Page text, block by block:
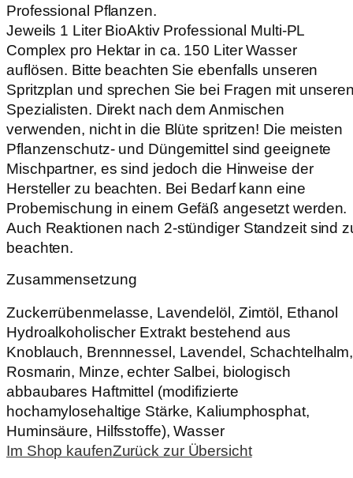
Professional Pflanzen.
Jeweils 1 Liter BioAktiv Professional Multi-PL
Complex pro Hektar in ca. 150 Liter Wasser
auflösen. Bitte beachten Sie ebenfalls unseren
Spritzplan und sprechen Sie bei Fragen mit
Spezialisten. Direkt nach dem Anmischen
verwenden, nicht in die Blüte spritzen! Die meisten
Pflanzenschutz- und Düngemittel sind geeignete
Mischpartner, es sind jedoch die Hinweise der
Hersteller zu beachten. Bei Bedarf kann eine
Probemischung in einem Gefäß angesetzt werden.
Auch Reaktionen nach 2-stündiger Standzeit sind
beachten.
Zusammensetzung
Zuckerrübenmelasse, Lavendelöl, Zimtöl, Ethanol
Hydroalkoholischer Extrakt bestehend aus
Knoblauch, Brennnessel, Lavendel, Schachtelhalm,
Rosmarin, Minze, echter Salbei, biologisch
abbaubares Haftmittel (modifizierte
hochamylosehaltige Stärke, Kaliumphosphat,
Huminsäure, Hilfsstoffe), Wasser
Im Shop kaufenZurück zur Übersicht